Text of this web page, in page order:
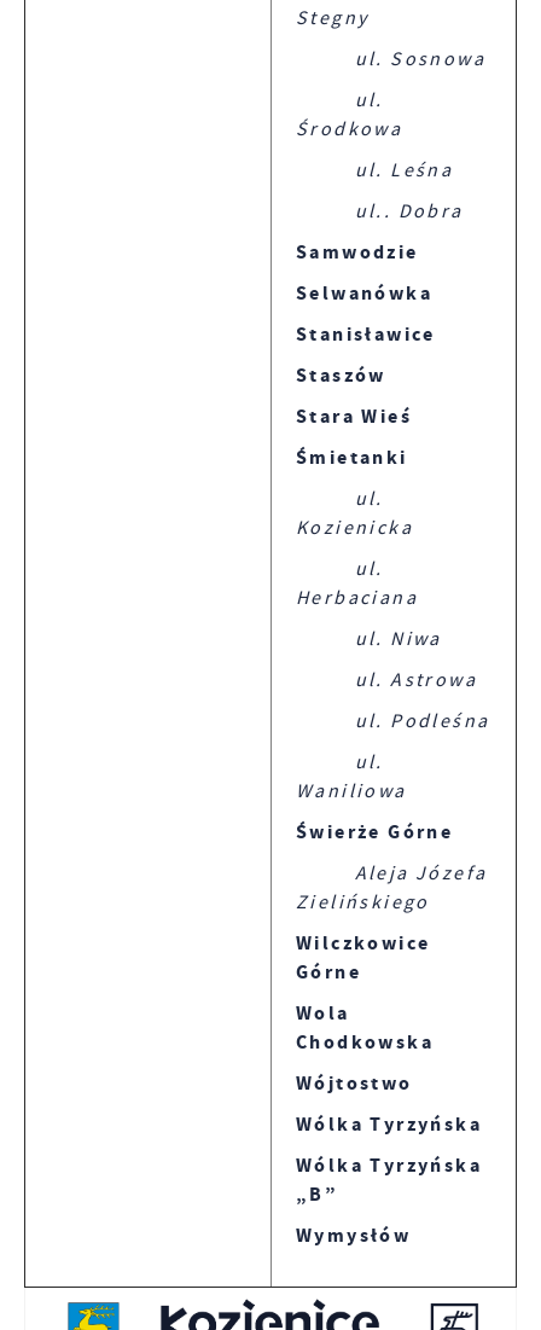
Stegny
ul. Sosnowa
ul.
Środkowa
ul. Leśna
ul.. Dobra
Samwodzie
Selwanówka
Stanisławice
Staszów
Stara Wieś
Śmietanki
ul.
Kozienicka
ul.
Herbaciana
ul. Niwa
ul. Astrowa
ul. Podleśna
ul.
Waniliowa
Świerże Górne
Aleja Józefa
Zielińskiego
Wilczkowice
Górne
Wola
Chodkowska
Wójtostwo
Wólka Tyrzyńska
Wólka Tyrzyńska
„B”
Wymysłów